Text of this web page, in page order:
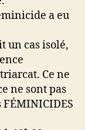
a eu
un cas isolé,
Ce ne
ne sont pas